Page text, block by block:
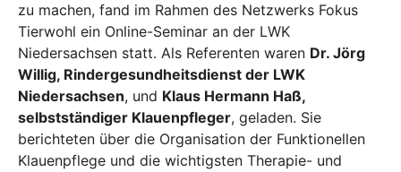
zu machen, fand im Rahmen des Netzwerks Fokus
Tierwohl ein Online-Seminar an der LWK
Niedersachsen statt. Als Referenten waren Dr. Jörg
Willig, Rindergesundheitsdienst der LWK
Niedersachsen, und Klaus Hermann Haß,
selbstständiger Klauenpfleger, geladen. Sie
berichteten über die Organisation der Funktionellen
Klauenpflege und die wichtigsten Therapie- und